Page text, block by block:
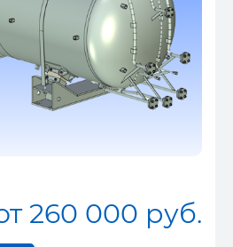
260 000 руб.